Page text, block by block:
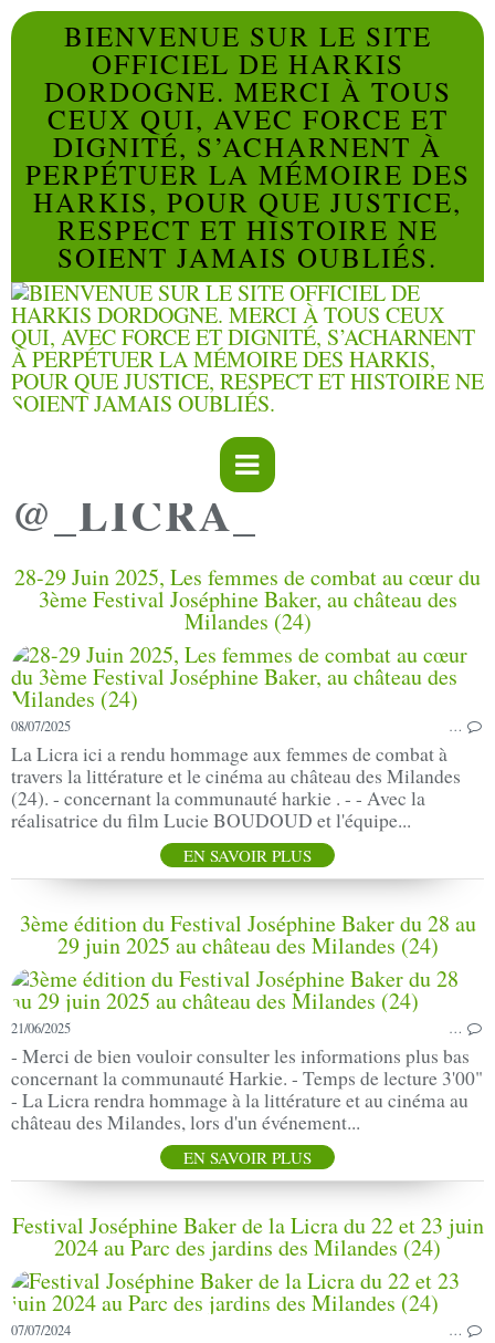
BIENVENUE SUR LE SITE
OFFICIEL DE HARKIS
DORDOGNE. MERCI À TOUS
CEUX QUI, AVEC FORCE ET
DIGNITÉ, S’ACHARNENT À
PERPÉTUER LA MÉMOIRE DES
HARKIS, POUR QUE JUSTICE,
RESPECT ET HISTOIRE NE
SOIENT JAMAIS OUBLIÉS.
@_LICRA_
28-29 Juin 2025, Les femmes de combat au cœur du
3ème Festival Joséphine Baker, au château des
Milandes (24)
08/07/2025 …
La Licra ici a rendu hommage aux femmes de combat à
travers la littérature et le cinéma au château des Milandes
(24). - concernant la communauté harkie . - - Avec la
réalisatrice du film Lucie BOUDOUD et l'équipe...
EN SAVOIR PLUS
3ème édition du Festival Joséphine Baker du 28 au
29 juin 2025 au château des Milandes (24)
21/06/2025 …
- Merci de bien vouloir consulter les informations plus bas
concernant la communauté Harkie. - Temps de lecture 3'00"
- La Licra rendra hommage à la littérature et au cinéma au
château des Milandes, lors d'un événement...
EN SAVOIR PLUS
Festival Joséphine Baker de la Licra du 22 et 23 juin
2024 au Parc des jardins des Milandes (24)
07/07/2024 …